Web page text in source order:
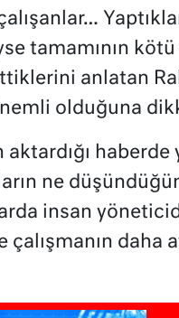
tamamının
anlatan
olduğuna
aktardığı
ne
insan
çalışmanın daha